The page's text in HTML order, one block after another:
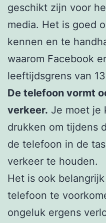
geschikt zijn voor
media. Het is goed
kennen en te
waarom Facebook
leeftijdsgrens van
De telefoon vormt
verkeer. Je moet je
drukken om tijdens
de telefoon in de
verkeer te houden.
Het is ook
telefoon te
ongeluk ergens